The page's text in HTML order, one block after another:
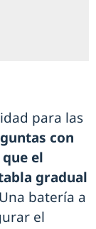
para las
con
el
gradual
batería a
el